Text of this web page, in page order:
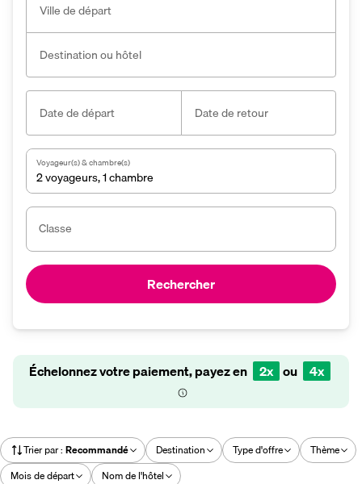
Ville de départ
Destination ou hôtel
Date de départ Date de retour
Voyageur(s) & chambre(s)
2 voyageurs,1 chambre
Classe
Rechercher
Échelonnez votre paiement, payez en 2x ou 4x
Trier par: Recommandé Destination Type d'offre
Thème
Mois de départ
Nom de l'hôtel